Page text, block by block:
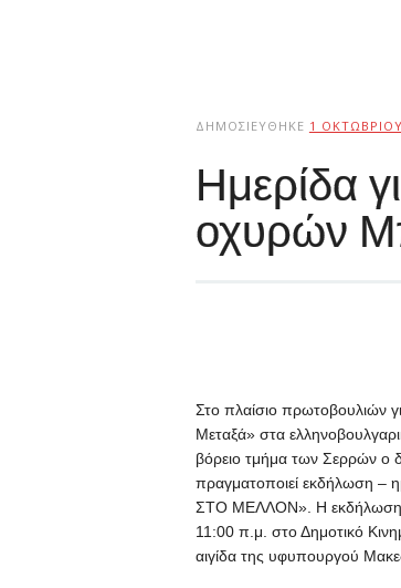
ΔΗΜΟΣΙΕΎΘΗΚΕ 1
Ημερίδα
οχυρών
Στο πλαίσιο πρωτοβουλιών
Μεταξά» στα
βόρειο τμήμα των Σερρών ο
πραγματοποιεί εκδήλωση
ΣΤΟ ΜΕΛΛΟΝ». H εκδήλωση –
11:00 π.μ. στο Δημοτικό
αιγίδα της υφυπουργού